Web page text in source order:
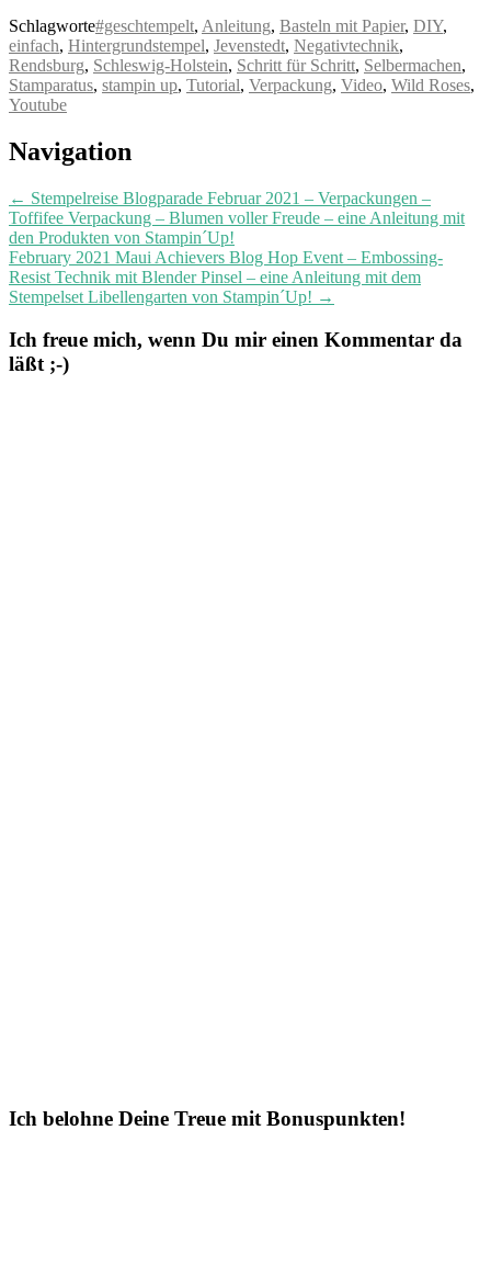
Schlagworte#geschtempelt, Anleitung, Basteln mit Papier, DIY,
einfach, Hintergrundstempel, Jevenstedt, Negativtechnik,
Rendsburg, Schleswig-Holstein, Schritt für Schritt, Selbermachen,
Stamparatus, stampin up, Tutorial, Verpackung, Video, Wild Roses,
Youtube
Post
Navigation
← Stempelreise Blogparade Februar 2021 – Verpackungen –
Toffifee Verpackung – Blumen voller Freude – eine Anleitung mit
den Produkten von Stampin´Up!
February 2021 Maui Achievers Blog Hop Event – Embossing-
Resist Technik mit Blender Pinsel – eine Anleitung mit dem
Stempelset Libellengarten von Stampin´Up! →
Ich freue mich, wenn Du mir einen Kommentar da
läßt ;-)
Ich belohne Deine Treue mit Bonuspunkten!